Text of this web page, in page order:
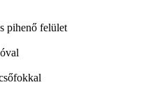
pihenő felület